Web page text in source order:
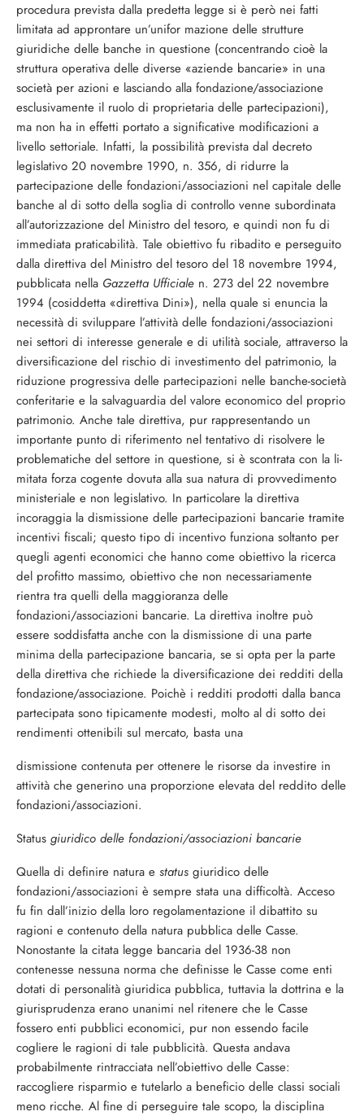
proce­dura prevista dalla predetta legge si è però nei fatti
limitata ad approntare un’unifor mazione delle strutture
giuridiche delle banche in questione (concentrando cioè la
struttura operativa delle diverse «aziende bancarie» in una
società per azioni e la­sciando alla fondazione/associazione
esclu­sivamente il ruolo di proprietaria delle par­tecipazioni),
ma non ha in effetti portato a significative modificazioni a
livello settoria­le. Infatti, la possibilità prevista dal decreto
legislativo 20 novembre 1990, n. 356, di ri­durre la
partecipazione delle fondazioni/as­sociazioni nel capitale delle
banche al di sotto della soglia di controllo venne subor­dinata
all’autorizzazione del Ministro del te­soro, e quindi non fu di
immediata pratica­bilità. Tale obiettivo fu ribadito e perseguito
dalla direttiva del Ministro del tesoro del 18 novembre 1994,
pubblicata nella Gazzetta Ufficiale n. 273 del 22 novembre
1994 (co­siddetta «direttiva Dini»), nella quale si enuncia la
necessità di sviluppare l’attività delle fondazioni/associazioni
nei settori di interesse generale e di utilità sociale, attra­verso la
diversificazione del rischio di inve­stimento del patrimonio, la
riduzione pro­gressiva delle partecipazioni nelle ban­che-società
conferitarie e la salvaguardia del valore economico del proprio
patrimo­nio. Anche tale direttiva, pur rappresentan­do un
importante punto di riferimento nel tentativo di risolvere le
problematiche del settore in questione, si è scontrata con la li­
mitata forza cogente dovuta alla sua natura di provvedimento
ministeriale e non legisla­tivo. In particolare la direttiva
incoraggia la dismissione delle partecipazioni bancarie tramite
incentivi fiscali; questo tipo di in­centivo funziona soltanto per
quegli agenti economici che hanno come obiettivo la ri­cerca
del profitto massimo, obiettivo che non necessariamente
rientra tra quelli della maggioranza delle
fondazioni/associazioni bancarie. La direttiva inoltre può
essere soddisfatta anche con la dismissione di una parte
minima della partecipazione banca­ria, se si opta per la parte
della direttiva che richiede la diversificazione dei redditi della
fondazione/associazione. Poichè i red­diti prodotti dalla banca
partecipata sono tipicamente modesti, molto al di sotto dei
rendimenti ottenibili sul mercato, basta una
dismissione contenuta per ottenere le risor­se da investire in
attività che generino una proporzione elevata del reddito delle
fonda­zioni/associazioni.
Status giuridico delle fondazioni/associazioni bancarie
Quella di definire natura e status giuridi­co delle
fondazioni/associazioni è sempre stata una difficoltà. Acceso
fu fin dall’inizio della loro regolamentazione il dibattito su
ragioni e contenuto della natura pubblica delle Casse.
Nonostante la citata legge ban­caria del 1936-38 non
contenesse nessuna norma che definisse le Casse come enti
do­tati di personalità giuridica pubblica, tutta­via la dottrina e la
giurisprudenza erano unanimi nel ritenere che le Casse
fossero enti pubblici economici, pur non essendo facile
cogliere le ragioni di tale pubblicità. Questa andava
probabilmente rintracciata nell’obiettivo delle Casse:
raccogliere rispar­mio e tutelarlo a beneficio delle classi so­ciali
meno ricche. Al fine di perseguire tale scopo, la disciplina